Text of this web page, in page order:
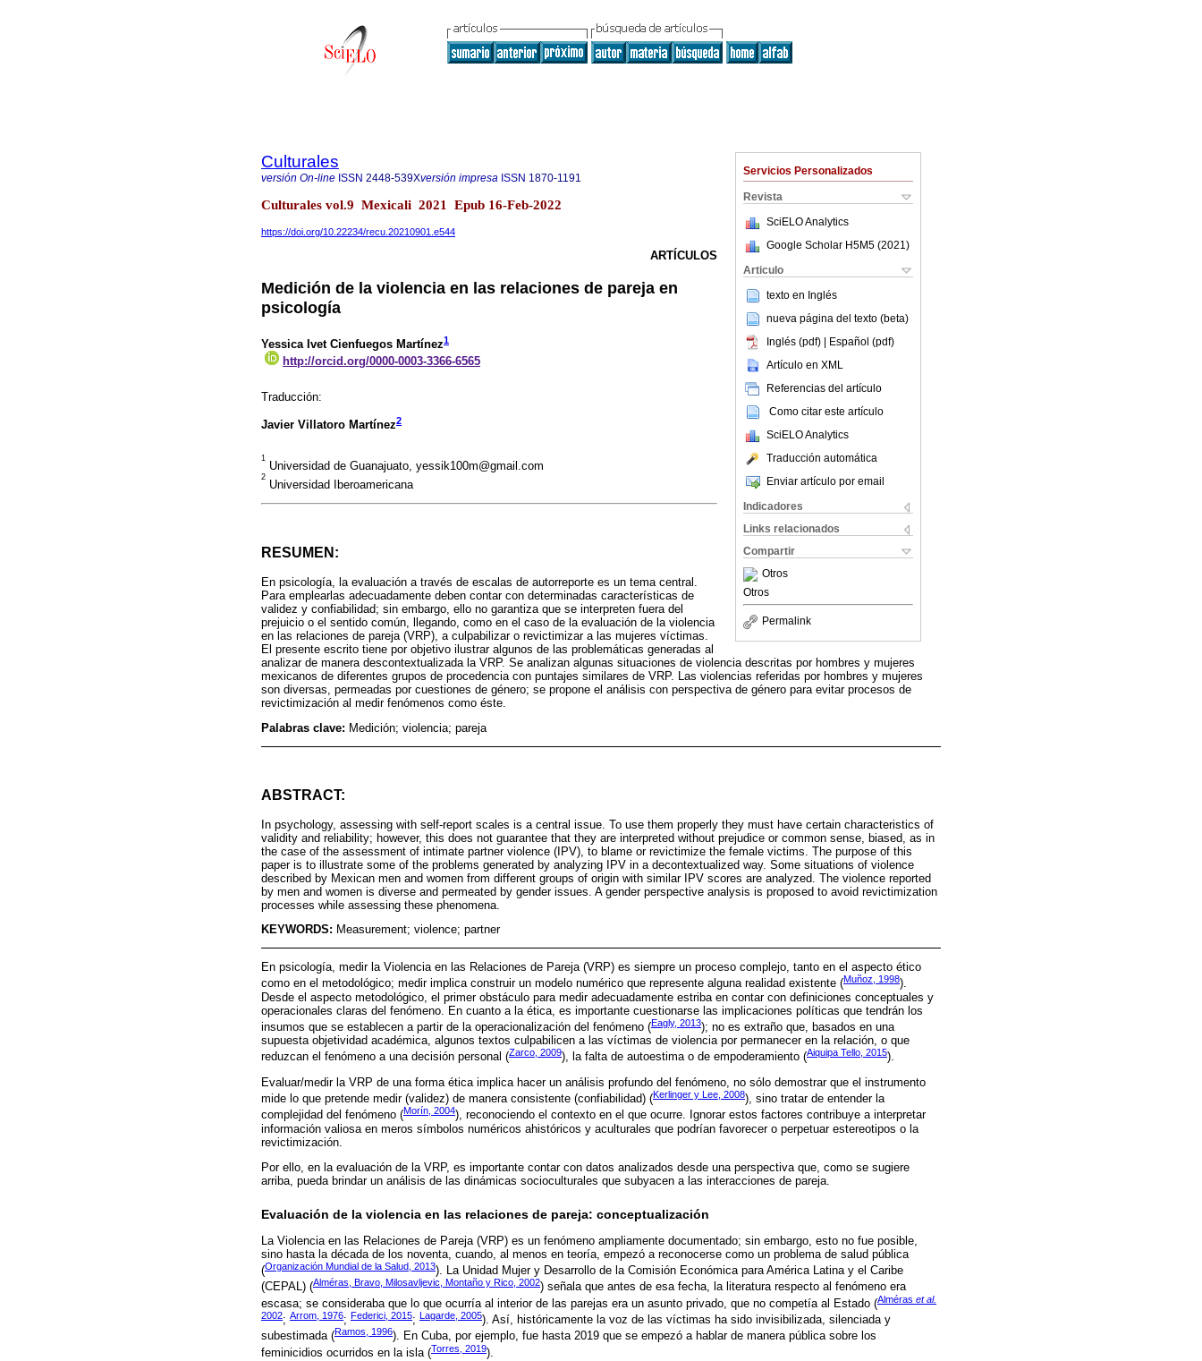
Servicios Personalizados
Revista
SciELO Analytics
Google Scholar H5M5 (2021 )
Articulo
texto en Inglés
nueva página del texto (beta)
Inglés (pdf) | Español (pdf)
Artículo en XML
Referencias del artículo
Como citar este artículo
SciELO Analytics
Traducción automática
Enviar artículo por email
Indicadores
Links relacionados
Compartir
Otros
Otros
Permalink
Culturales
versión On-line ISSN 2448-539Xversión impresa ISSN 1870-1191
Culturales vol.9 Mexicali 2021 Epub 16-Feb-2022
https://doi.org/10.22234/recu.20210901.e544
ARTÍCULOS
Medición de la violencia en las relaciones de pareja en
psicología
Yessica Ivet Cienfuegos Martínez1
http://orcid.org/0000-0003-3366-6565
Traducción:
Javier Villatoro Martínez2
1
Universidad de Guanajuato, yessik100m@gmail.com
2
Universidad Iberoamericana
RESUMEN:
En psicología, la evaluación a través de escalas de autorreporte es un tema central.
Para emplearlas adecuadamente deben contar con determinadas características de
validez y confiabilidad; sin embargo, ello no garantiza que se interpreten fuera del
prejuicio o el sentido común, llegando, como en el caso de la evaluación de la violencia
en las relaciones de pareja (VRP), a culpabilizar o revictimizar a las mujeres víctimas.
El presente escrito tiene por objetivo ilustrar algunos de las problemáticas generadas al
analizar de manera descontextualizada la VRP. Se analizan algunas situaciones de violencia descritas por hombres y mujeres
mexicanos de diferentes grupos de procedencia con puntajes similares de VRP. Las violencias referidas por hombres y mujeres
son diversas, permeadas por cuestiones de género; se propone el análisis con perspectiva de género para evitar procesos de
revictimización al medir fenómenos como éste.
Palabras clave: Medición; violencia; pareja
ABSTRACT:
In psychology, assessing with self-report scales is a central issue. To use them properly they must have certain characteristics of
validity and reliability; however, this does not guarantee that they are interpreted without prejudice or common sense, biased, as in
the case of the assessment of intimate partner violence (IPV), to blame or revictimize the female victims. The purpose of this
paper is to illustrate some of the problems generated by analyzing IPV in a decontextualized way. Some situations of violence
described by Mexican men and women from different groups of origin with similar IPV scores are analyzed. The violence reported
by men and women is diverse and permeated by gender issues. A gender perspective analysis is proposed to avoid revictimization
processes while assessing these phenomena.
KEYWORDS: Measurement; violence; partner
En psicología, medir la Violencia en las Relaciones de Pareja (VRP) es siempre un proceso complejo, tanto en el aspecto ético
como en el metodológico; medir implica construir un modelo numérico que represente alguna realidad existente (Muñoz, 1998).
Desde el aspecto metodológico, el primer obstáculo para medir adecuadamente estriba en contar con definiciones conceptuales y
operacionales claras del fenómeno. En cuanto a la ética, es importante cuestionarse las implicaciones políticas que tendrán los
insumos que se establecen a partir de la operacionalización del fenómeno (Eagly, 2013); no es extraño que, basados en una
supuesta objetividad académica, algunos textos culpabilicen a las víctimas de violencia por permanecer en la relación, o que
reduzcan el fenómeno a una decisión personal (Zarco, 2009), la falta de autoestima o de empoderamiento (Aiquipa Tello, 2015).
Evaluar/medir la VRP de una forma ética implica hacer un análisis profundo del fenómeno, no sólo demostrar que el instrumento
mide lo que pretende medir (validez) de manera consistente (confiabilidad) (Kerlinger y Lee, 2008), sino tratar de entender la
complejidad del fenómeno (Morín, 2004), reconociendo el contexto en el que ocurre. Ignorar estos factores contribuye a interpretar
información valiosa en meros símbolos numéricos ahistóricos y aculturales que podrían favorecer o perpetuar estereotipos o la
revictimización.
Por ello, en la evaluación de la VRP, es importante contar con datos analizados desde una perspectiva que, como se sugiere
arriba, pueda brindar un análisis de las dinámicas socioculturales que subyacen a las interacciones de pareja.
Evaluación de la violencia en las relaciones de pareja: conceptualización
La Violencia en las Relaciones de Pareja (VRP) es un fenómeno ampliamente documentado; sin embargo, esto no fue posible,
sino hasta la década de los noventa, cuando, al menos en teoría, empezó a reconocerse como un problema de salud pública
(Organización Mundial de la Salud, 2013). La Unidad Mujer y Desarrollo de la Comisión Económica para América Latina y el Caribe
(CEPAL) (Alméras, Bravo, Milosavljevic, Montaño y Rico, 2002) señala que antes de esa fecha, la literatura respecto al fenómeno era
escasa; se consideraba que lo que ocurría al interior de las parejas era un asunto privado, que no competía al Estado (Alméras et al.
2002; Arrom, 1976; Federici, 2015; Lagarde, 2005). Así, históricamente la voz de las víctimas ha sido invisibilizada, silenciada y
subestimada (Ramos, 1996). En Cuba, por ejemplo, fue hasta 2019 que se empezó a hablar de manera pública sobre los
feminicidios ocurridos en la isla (Torres, 2019).